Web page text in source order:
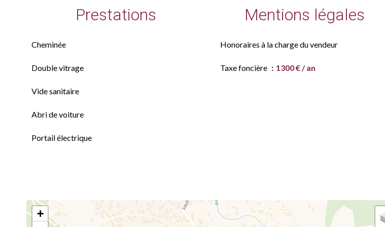
Prestations
Cheminée
Double vitrage
Vide sanitaire
Abri de voiture
Portail électrique
Mentions légales
Honoraires à la charge du vendeur
Taxe foncière 1300 € / an
+